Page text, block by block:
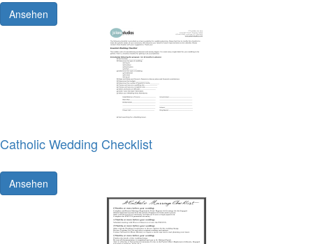
Ansehen
Catholic Wedding Checklist
Ansehen